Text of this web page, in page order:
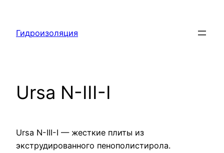
содержимому
Гидроизоляция
Ursa N-III-I
Ursa N-III-I — жесткие плиты из
экструдированного пенополистирола.